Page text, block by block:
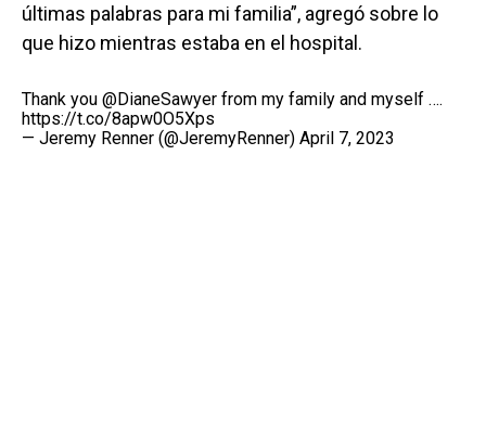
últimas palabras para mi familia”, agregó sobre lo
que hizo mientras estaba en el hospital.
Thank you @DianeSawyer from my family and myself ….
https://t.co/8apw0O5Xps
— Jeremy Renner (@JeremyRenner) April 7, 2023